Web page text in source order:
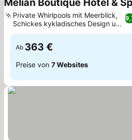
Melian Boutique Hotel &
Private Whirlpools mit Meerblick,
Schickes kykladisches Design und
Kunst
Ab 363 €
Preise von 7 Websites